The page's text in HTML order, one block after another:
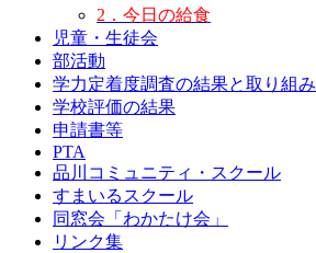
2．今日の給食
児童・生徒会
部活動
学力定着度調査の結果と取り組み
学校評価の結果
申請書等
PTA
品川コミュニティ・スクール
すまいるスクール
同窓会「わかたけ会」
リンク集